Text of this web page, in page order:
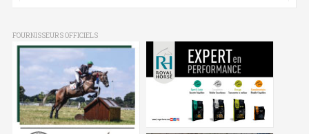
FOURNISSEURS OFFICIELS